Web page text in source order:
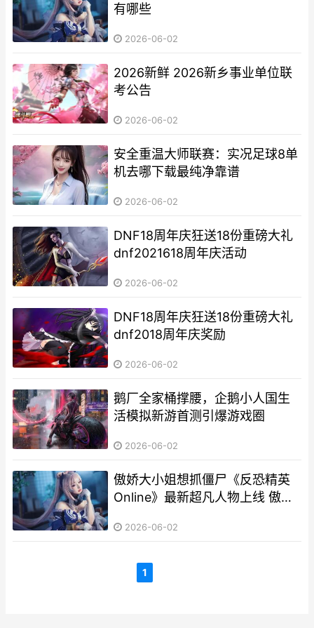
有哪些
2026-06-02
2026新鲜 2026新乡事业单位联
考公告
2026-06-02
安全重温大师联赛：实况足球8单
机去哪下载最纯净靠谱
2026-06-02
DNF18周年庆狂送18份重磅大礼
dnf2021618周年庆活动
2026-06-02
DNF18周年庆狂送18份重磅大礼
dnf2018周年庆奖励
2026-06-02
鹅厂全家桶撑腰，企鹅小人国生
活模拟新游首测引爆游戏圈
2026-06-02
傲娇大小姐想抓僵尸《反恐精英
Online》最新超凡人物上线 傲娇
2026-06-02
1